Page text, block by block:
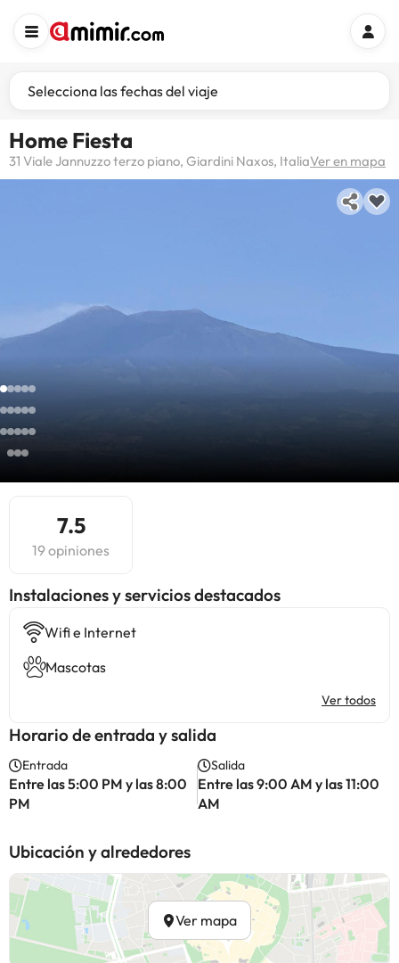
Selecciona las fechas del viaje
Home Fiesta
31 Viale Jannuzzo terzo piano, Giardini Naxos, ItaliaVer en mapa
7.5
19 opiniones
Instalaciones y servicios destacados
Wifi e Internet
Mascotas
Ver todos
Horario de entrada y salida
Entrada
Entre las 5:00 PM y las 8:00
PM
Salida
Entre las 9:00 AM y las 11:00
AM
Ubicación y alrededores
Ver mapa